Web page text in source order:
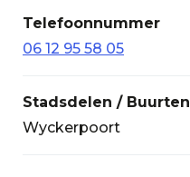
Telefoonnummer
06 12 95 58 05
Stadsdelen / Buurten
Wyckerpoort